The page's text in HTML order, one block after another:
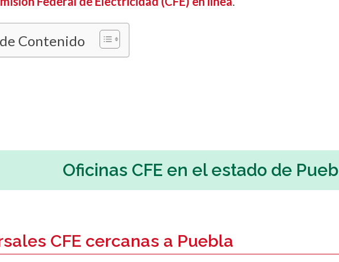
Contenido
Oficinas CFE en el estado de
CFE cercanas a Puebla